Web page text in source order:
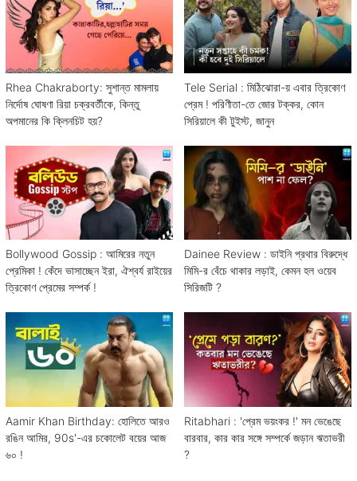
Rhea Chakraborty: সুশান্ত মামলায়
নির্দোষ ঘোষণা রিয়া চক্রবর্তীকে, কিন্তু
অপমানের কি ক্লিনচিট হয়?
Tele Serial : মিঠিঝোরা-য় এবার ত্রিকোণ
প্রেম ! পরিণীতা-তে জোর টক্কর, কোন
সিরিয়ালে কী টুইস্ট, জানুন
Bollywood Gossip : আমিরের নতুন
প্রেমিকা ! কেঁদে ভাসাচ্ছেন ইরা, ঐশ্বর্য রাইয়ের
ত্রিকোণ প্রেমের সম্পর্ক !
Dainee Review : ডাইনি প্রথার বিরুদ্ধে
মিমি-র বেঁচে থাকার লড়াই, কেমন হল ওয়েব
সিরিজটি ?
Aamir Khan Birthday: হোলিতে আরও
রঙিন আমির, 90s'-এর চকোলেট বয়ের আজ
৬০ !
Ritabhari : 'প্রেম ভয়ংকর !' মন ভেঙেছে
বারবার, কার কার সঙ্গে সম্পর্কে জড়ান ঋতাভরী
?